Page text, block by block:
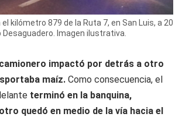
kilómetro 879 de la Ruta 7, en San Luis, a 20
Imagen ilustrativa.
impactó por detrás a otro
maíz. Como consecuencia, el
terminó en la banquina,
quedó en medio de la vía hacia el